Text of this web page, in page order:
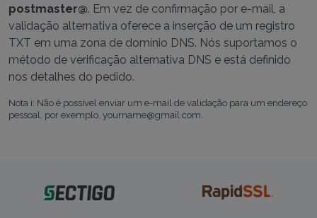
postmaster@. Em vez de confirmação por e-mail, a
validação alternativa oferece a inserção de um registro
TXT em uma zona de domínio DNS. Nós suportamos o
método de verificação alternativa DNS e está definido
nos detalhes do pedido.
Nota i: Não é possível enviar um e-mail de validação para um endereço
pessoal, por exemplo, yourname@gmail.com.